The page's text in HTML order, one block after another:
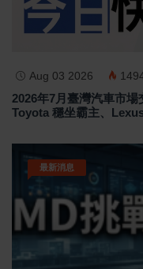
Aug 03 2026
2026年7月臺灣汽車市場
Toyota 穩坐霸主、
最新消息